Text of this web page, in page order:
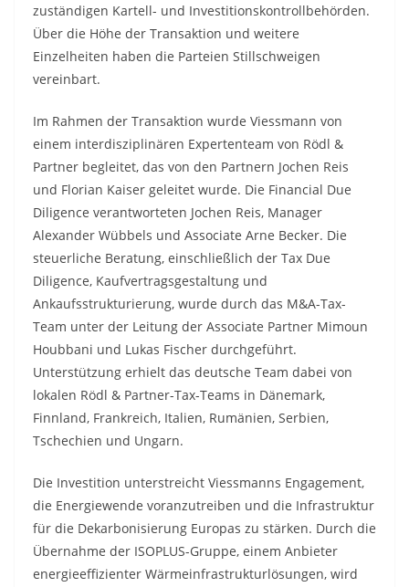
zuständigen Kartell- und Investitionskontrollbehörden.
Über die Höhe der Transaktion und weitere
Einzelheiten haben die Parteien Stillschweigen
vereinbart.
Im Rahmen der Transaktion wurde Viessmann von
einem interdisziplinären Expertenteam von Rödl &
Partner begleitet, das von den Partnern Jochen Reis
und Florian Kaiser geleitet wurde. Die Financial Due
Diligence verantworteten Jochen Reis, Manager
Alexander Wübbels und Associate Arne Becker. Die
steuerliche Beratung, einschließlich der Tax Due
Diligence, Kaufvertragsgestaltung und
Ankaufsstrukturierung, wurde durch das M&A-Tax-
Team unter der Leitung der Associate Partner Mimoun
Houbbani und Lukas Fischer durchgeführt.
Unterstützung erhielt das deutsche Team dabei von
lokalen Rödl & Partner-Tax-Teams in Dänemark,
Finnland, Frankreich, Italien, Rumänien, Serbien,
Tschechien und Ungarn.
Die Investition unterstreicht Viessmanns Engagement,
die Energiewende voranzutreiben und die Infrastruktur
für die Dekarbonisierung Europas zu stärken. Durch die
Übernahme der ISOPLUS-Gruppe, einem Anbieter
energieeffizienter Wärmeinfrastrukturlösungen, wird